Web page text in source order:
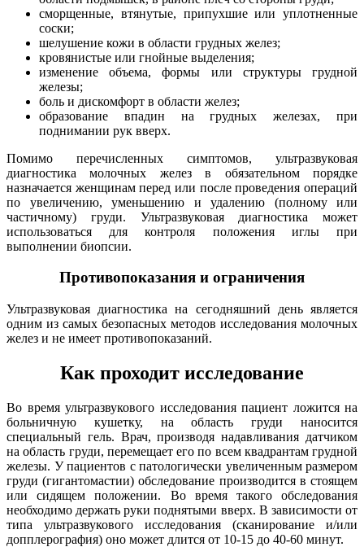
сморщенные, втянутые, припухшие или уплотненные
соски;
шелушение кожи в области грудных желез;
кровянистые или гнойные выделения;
изменение объема, формы или структуры грудной
железы;
боль и дискомфорт в области желез;
образование впадин на грудных железах, при
поднимании рук вверх.
Помимо перечисленных симптомов, ультразвуковая
диагностика молочных желез в обязательном порядке
назначается женщинам перед или после проведения операций
по увеличению, уменьшению и удалению (полному или
частичному) груди. Ультразвуковая диагностика может
использоваться для контроля положения иглы при
выполнении биопсии.
Противопоказания и ограничения
Ультразвуковая диагностика на сегодняшний день является
одним из самых безопасных методов исследования молочных
желез и не имеет противопоказаний.
Как проходит исследование
Во время ультразвукового исследования пациент ложится на
больничную кушетку, на область груди наносится
специальный гель. Врач, производя надавливания датчиком
на область груди, перемещает его по всем квадрантам грудной
железы. У пациентов с патологически увеличенным размером
груди (гигантомастии) обследование производится в стоящем
или сидящем положении. Во время такого обследования
необходимо держать руки поднятыми вверх. В зависимости от
типа ультразвукового исследования (сканирование и/или
допплерография) оно может длится от 10-15 до 40-60 минут.